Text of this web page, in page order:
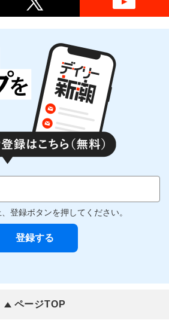
登録ボタンを押してください。
ページTOP